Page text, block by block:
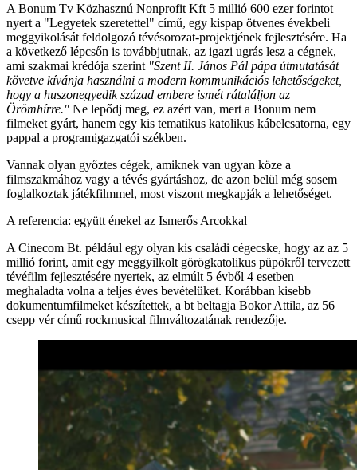
A Bonum Tv Közhasznú Nonprofit Kft 5 millió 600 ezer forintot
nyert a "Legyetek szeretettel" című, egy kispap ötvenes évekbeli
meggyikolását feldolgozó tévésorozat-projektjének fejlesztésére. Ha
a következő lépcsőn is továbbjutnak, az igazi ugrás lesz a cégnek,
ami szakmai krédója szerint "Szent II. János Pál pápa útmutatását
követve kívánja használni a modern kommunikációs lehetőségeket,
hogy a huszonegyedik század embere ismét rátaláljon az
Örömhírre." Ne lepődj meg, ez azért van, mert a Bonum nem
filmeket gyárt, hanem egy kis tematikus katolikus kábelcsatorna, egy
pappal a programigazgatói székben.
Vannak olyan győztes cégek, amiknek van ugyan köze a
filmszakmához vagy a tévés gyártáshoz, de azon belül még sosem
foglalkoztak játékfilmmel, most viszont megkapják a lehetőséget.
A referencia: együtt énekel az Ismerős Arcokkal
A Cinecom Bt. például egy olyan kis családi cégecske, hogy az az 5
millió forint, amit egy meggyilkolt görögkatolikus püpökről tervezett
tévéfilm fejlesztésére nyertek, az elmúlt 5 évből 4 esetben
meghaladta volna a teljes éves bevételüket. Korábban kisebb
dokumentumfilmeket készítettek, a bt beltagja Bokor Attila, az 56
csepp vér című rockmusical filmváltozatának rendezője.